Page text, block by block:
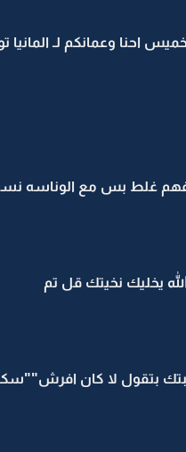
احنا وعمانكم لـ المانيا
غلط بس مع الوناسه
يخليك نخيتك قل تم
بتقول لا كان